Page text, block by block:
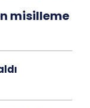
misilleme